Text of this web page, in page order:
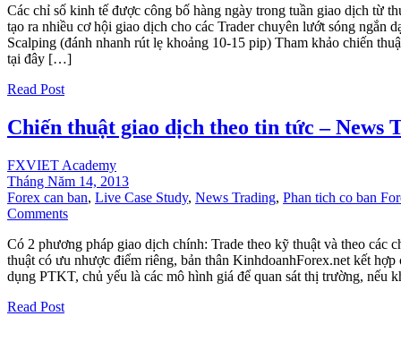
Các chỉ số kinh tế được công bố hàng ngày trong tuần giao dịch từ
tạo ra nhiều cơ hội giao dịch cho các Trader chuyên lướt sóng ngắn
Scalping (đánh nhanh rút lẹ khoảng 10-15 pip) Tham khảo chiến
tại đây […]
Read Post
Chiến thuật giao dịch theo tin tức – News
FXVIET Academy
Tháng Năm 14, 2013
Forex can ban, Live Case Study, News Trading, Phan tich co ban
Comments
Có 2 phương pháp giao dịch chính: Trade theo kỹ thuật và theo các
thuật có ưu nhược điểm riêng, bản thân KinhdoanhForex.net kết
dụng PTKT, chủ yếu là các mô hình giá để quan sát thị trường, nếu
Read Post